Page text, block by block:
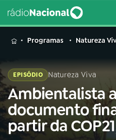
MENU
Buscar
na
Rádio
Nacional
Buscar
Programas Natureza
EPISÓDIO Natureza Viva
Ambientalista
documento
partir da